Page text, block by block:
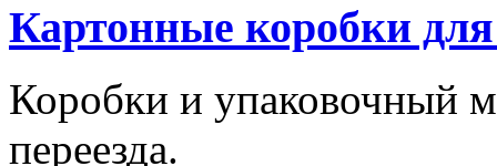
Картонные коробки для
Коробки и упаковочный
переезда.